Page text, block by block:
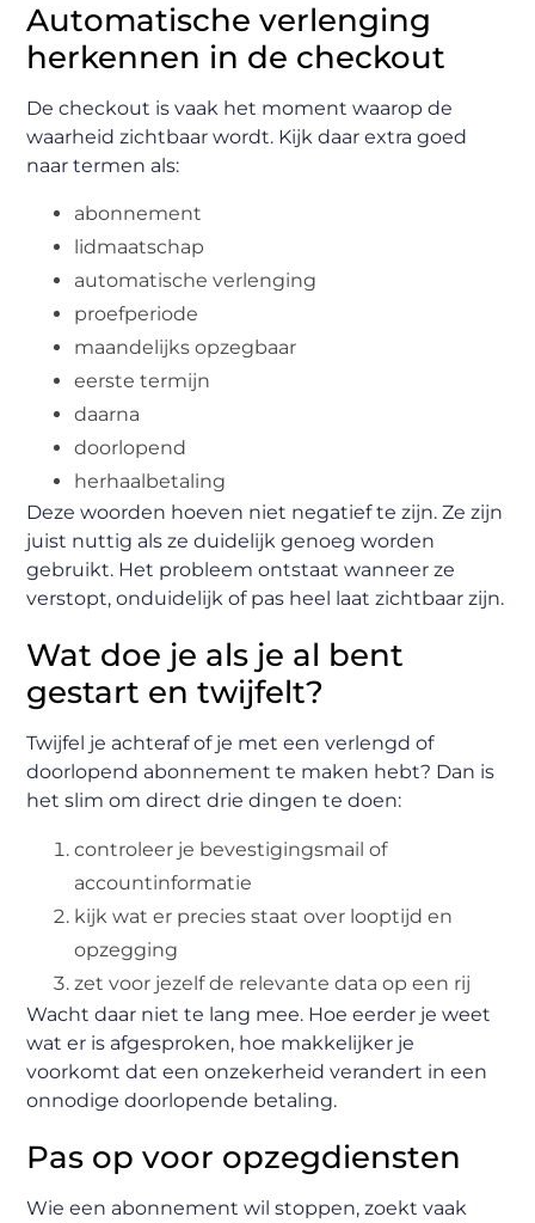
Automatische verlenging
herkennen in de checkout
De checkout is vaak het moment waarop de
waarheid zichtbaar wordt. Kijk daar extra goed
naar termen als:
abonnement
lidmaatschap
automatische verlenging
proefperiode
maandelijks opzegbaar
eerste termijn
daarna
doorlopend
herhaalbetaling
Deze woorden hoeven niet negatief te zijn. Ze zijn
juist nuttig als ze duidelijk genoeg worden
gebruikt. Het probleem ontstaat wanneer ze
verstopt, onduidelijk of pas heel laat zichtbaar zijn.
Wat doe je als je al bent
gestart en twijfelt?
Twijfel je achteraf of je met een verlengd of
doorlopend abonnement te maken hebt? Dan is
het slim om direct drie dingen te doen:
controleer je bevestigingsmail of
accountinformatie
kijk wat er precies staat over looptijd en
opzegging
zet voor jezelf de relevante data op een rij
Wacht daar niet te lang mee. Hoe eerder je weet
wat er is afgesproken, hoe makkelijker je
voorkomt dat een onzekerheid verandert in een
onnodige doorlopende betaling.
Pas op voor opzegdiensten
Wie een abonnement wil stoppen, zoekt vaak